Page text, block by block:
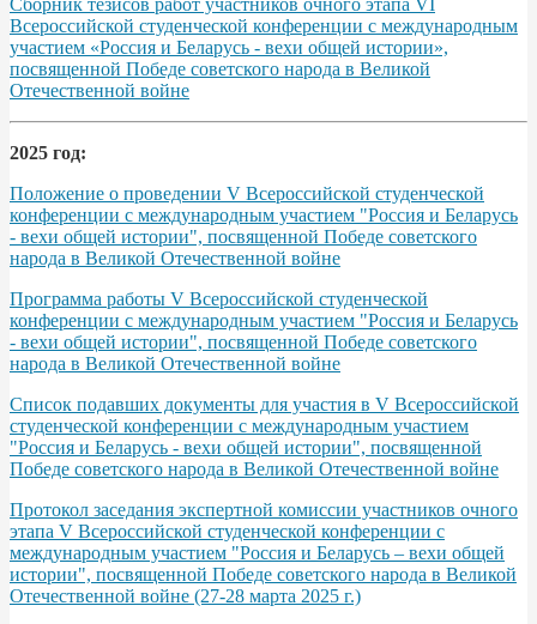
Всероссийской студенческой конференции с международным
участием «Россия и Беларусь - вехи общей истории»,
посвященной Победе советского народа в Великой
Отечественной войне
2025 год:
Положение о проведении V Всероссийской студенческой
конференции с международным участием "Россия и Беларусь
- вехи общей истории", посвященной Победе советского
народа в Великой Отечественной войне
Программа работы V Всероссийской студенческой
конференции с международным участием "Россия и Беларусь
- вехи общей истории", посвященной Победе советского
народа в Великой Отечественной войне
Список подавших документы для участия в V Всероссийской
студенческой конференции с международным участием
"Россия и Беларусь - вехи общей истории", посвященной
Победе советского народа в Великой Отечественной войне
Протокол заседания экспертной комиссии участников очного
этапа V Всероссийской студенческой конференции с
международным участием "Россия и Беларусь – вехи общей
истории", посвященной Победе советского народа в Великой
Отечественной войне (27-28 марта 2025 г.)